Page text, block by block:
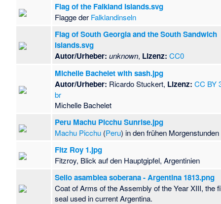
Flag of the Falkland Islands.svg
Flagge der Falklandinseln
Flag of South Georgia and the South Sandwich
Islands.svg
Autor/Urheber: unknown, Lizenz: CC0
Michelle Bachelet with sash.jpg
Autor/Urheber: Ricardo Stuckert, Lizenz: CC BY
br
Michelle Bachelet
Peru Machu Picchu Sunrise.jpg
Machu Picchu (Peru) in den frühen Morgenstunden
Fitz Roy 1.jpg
Fitzroy, Blick auf den Hauptgipfel, Argentinien
Sello asamblea soberana - Argentina 1813.png
Coat of Arms of the Assembly of the Year XIII, the
seal used in current Argentina.